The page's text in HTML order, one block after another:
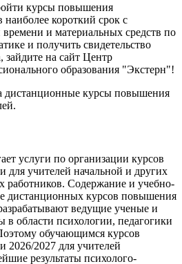
курсы повышения
короткий срок с
и материальных средств по
и получить свидетельство
зайдите на сайт Центр
образования "Экстерн"!
дистанционные курсы повышения
услуги по организации курсов
учителей начальной и других
работников. Содержание и учебно-
дистанционных курсов повышения
ведущие ученые и
в области психологии, педагогики
обучающимся курсов
2027 для учителей
результаты психолого-